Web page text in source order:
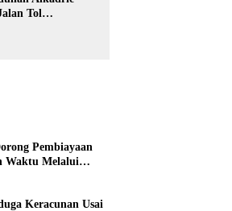
Tol
Pembiayaan
Waktu Melalui
Keracunan Usai